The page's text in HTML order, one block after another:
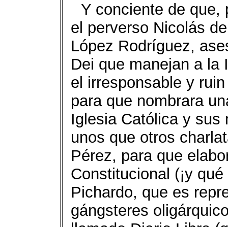
Y conciente de que,
el perverso Nicolás
López Rodríguez,
Dei que manejan a la
el irresponsable y
para que nombrara
Iglesia Católica y sus
unos que otros
Pérez, para que
Constitucional (¡y
Pichardo, que es
gángsteres